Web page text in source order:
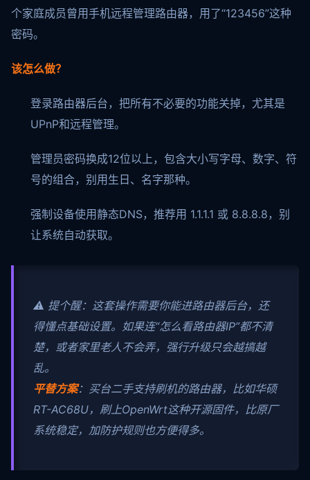
个家庭成员曾用手机远程管理路由器，用了“123456”这种
密码。
该怎么做？
登录路由器后台，把所有不必要的功能关掉，尤其是
UPnP和远程管理。
管理员密码换成12位以上，包含大小写字母、数字、符
号的组合，别用生日、名字那种。
强制设备使用静态DNS，推荐用 1.1.1.1 或 8.8.8.8，别
让系统自动获取。
⚠️ 提个醒：这套操作需要你能进路由器后台，还
得懂点基础设置。如果连“怎么看路由器IP”都不清
楚，或者家里老人不会弄，强行升级只会越搞越
乱。
平替方案：买台二手支持刷机的路由器，比如华硕
RT-AC68U，刷上OpenWrt这种开源固件，比原厂
系统稳定，加防护规则也方便得多。